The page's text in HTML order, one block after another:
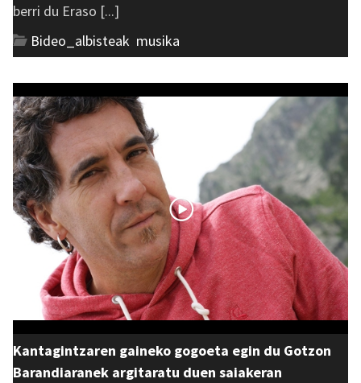
berri du Eraso [...]
Bideo_albisteak musika
Kantagintzaren gaineko gogoeta egin du Gotzon
Barandiaranek argitaratu duen saiakeran